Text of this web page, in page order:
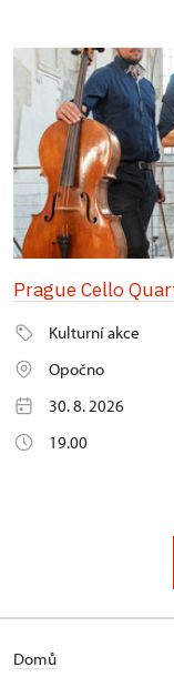
Prague Cello
Kulturní akce
Opočno
30. 8. 2026
19.00
Domů